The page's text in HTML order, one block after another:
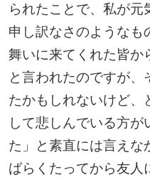
られたことで、私が
申し訳なさのようなも
舞いに来てくれた皆か
と言われたのですが、
たかもしれないけど、
して悲しんでいる方
た」と素直には言えな
ばらくたってから友人